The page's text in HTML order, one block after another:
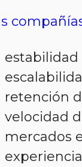
estabilidad
retención
velocidad
mercados